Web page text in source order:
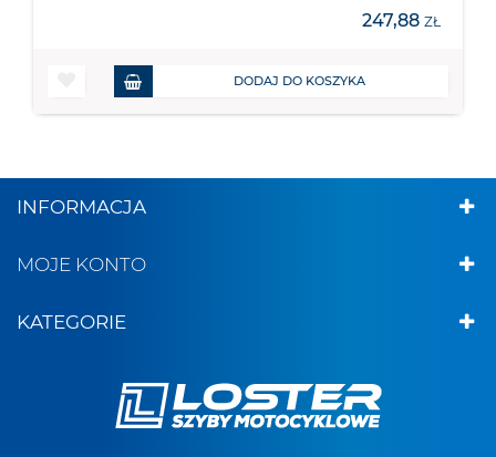
247,88 ZŁ
DODAJ DO KOSZYKA
INFORMACJA
MOJE KONTO
KATEGORIE